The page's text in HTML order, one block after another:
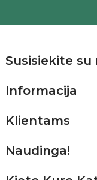
Susisiekite su
Informacija
Klientams
Naudinga!